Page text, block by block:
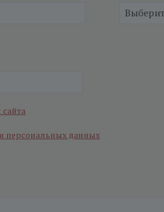
персональных данных